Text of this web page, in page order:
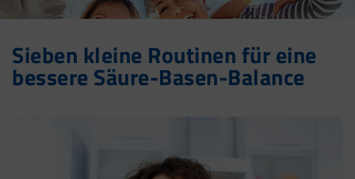
Sieben kleine Routinen für eine
bessere Säure-Basen-Balance